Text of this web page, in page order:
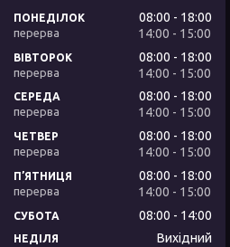
ПОНЕДІЛОК 08:00
18:00
14:00
15:00
ВІВТОРОК 08:00
18:00
14:00
15:00
СЕРЕДА 08:00
18:00
14:00
15:00
ЧЕТВЕР 08:00
18:00
14:00
15:00
ПʼЯТНИЦЯ 08:00
18:00
14:00
15:00
СУБОТА 08:00 14:00
НЕДІЛЯ Вихідний